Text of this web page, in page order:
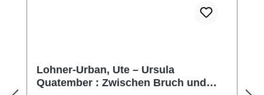
Lohner-Urban, Ute – Ursula
Quatember : Zwischen Bruch und